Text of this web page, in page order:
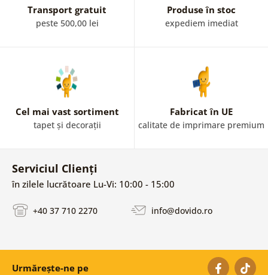
interiorul. Sunt incluse și Mandale orientale frumoase.
Transport gratuit
peste 500,00 lei
Produse în stoc
expediem imediat
Cel mai vast sortiment
tapet și decorații
Fabricat în UE
calitate de imprimare premium
Serviciul Clienți
în zilele lucrătoare Lu-Vi: 10:00 - 15:00
+40 37 710 2270 info@dovido.ro
Urmărește-ne pe